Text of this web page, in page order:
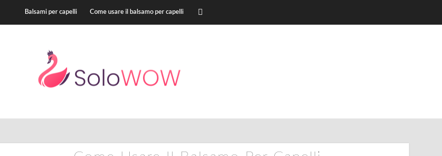
Balsami per capelli Come usare il balsamo per capelli